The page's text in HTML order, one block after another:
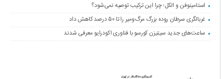
استامینوفن و الکل؛ چرا این ترکیب توصیه نمی‌شود؟
غربالگری سرطان روده بزرگ مرگ‌ومیر را تا ۵۰ درصد کاهش داد
ساعت‌های جدید سیتیزن کورسو با فناوری اکودرایو معرفی شدند